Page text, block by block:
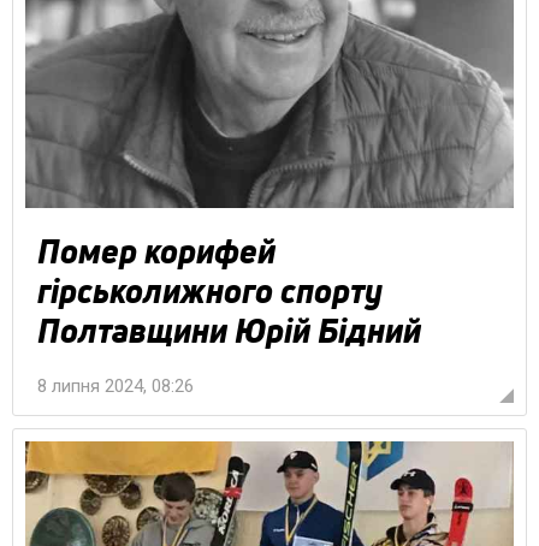
Помер корифей
гірськолижного спорту
Полтавщини Юрій Бідний
8 липня 2024, 08:26